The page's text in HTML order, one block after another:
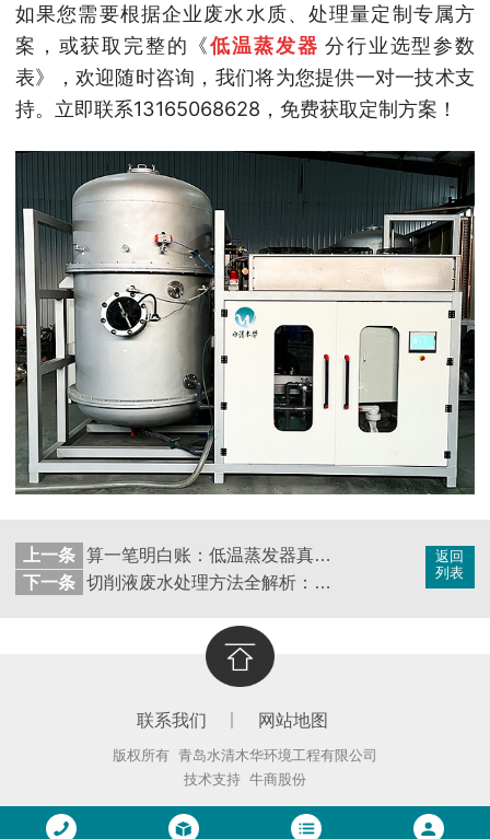
如果您需要根据企业废水水质、处理量定制专属方
案，或获取完整的《低温蒸发器 分行业选型参数
表》，欢迎随时咨询，我们将为您提供一对一技术支
持。立即联系13165068628，免费获取定制方案！
返回
列表
上一条
算一笔明白账：低温蒸发器真是 “成本杀手”？看它如何为企业年省百万
下一条
切削液废水处理方法全解析：水清木华低温蒸发工艺助您降本增效
联系我们 网站地图
版权所有 青岛水清木华环境工程有限公司
技术支持 牛商股份